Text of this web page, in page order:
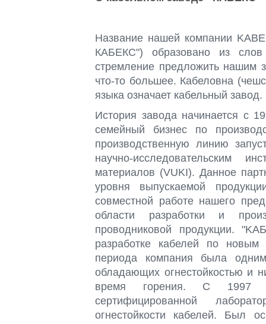
Название нашей компании
КАБЕКС") образовано из
стремление предложить нашим
что-то большее. Кабеловна
языка означает кабельный завод.
История завода начинается с
семейный бизнес по
производственную линию
научно-исследовательским
материалов (VUKI). Данное
уровня выпускаемой
совместной работе нашего
области разработки и
проводниковой продукции.
разработке кабелей по новым
периода компания была
обладающих огнестойкостью и
время горения. С 1997
сертифицированной
огнестойкости кабелей. Был